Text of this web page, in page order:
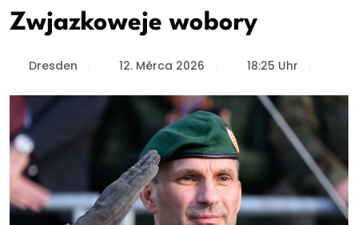
Zwjazkoweje wobory
Dresden 12. Měrca 2026 18:25 Uhr